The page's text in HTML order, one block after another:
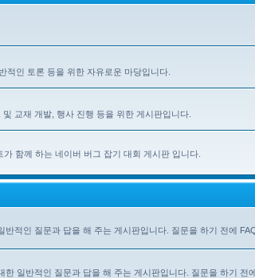
적인 토론 등을 위한 자유로운 마당입니다.
교재 개발, 행사 진행 등을 위한 게시판입니다.
함께 하는 네이버 버그 잡기 대회 게시판 입니다.
반적인 질문과 답을 해 주는 게시판입니다. 질문을 하기 전에
한 일반적인 질문과 답을 해 주는 게시판입니다. 질문을 하기 전